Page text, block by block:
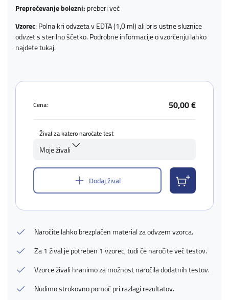
Preprečevanje bolezni:preberi več
Vzorec: Polna kri odvzeta v EDTA (1,0 ml) ali bris ustne sluznice
odvzet s sterilno ščetko. Podrobne informacije o vzorčenju lahko
najdetetukaj.
Cena: 50,00 €
Žival za katero naročate test
Moje živali
Dodaj žival
Naročite lahko brezplačen material za odvzem vzorca.
Za 1 žival je potreben 1 vzorec, tudi če naročite več testov.
Vzorce živali hranimo za možnost naročila dodatnih testov.
Nudimo strokovno pomoč pri razlagi rezultatov.